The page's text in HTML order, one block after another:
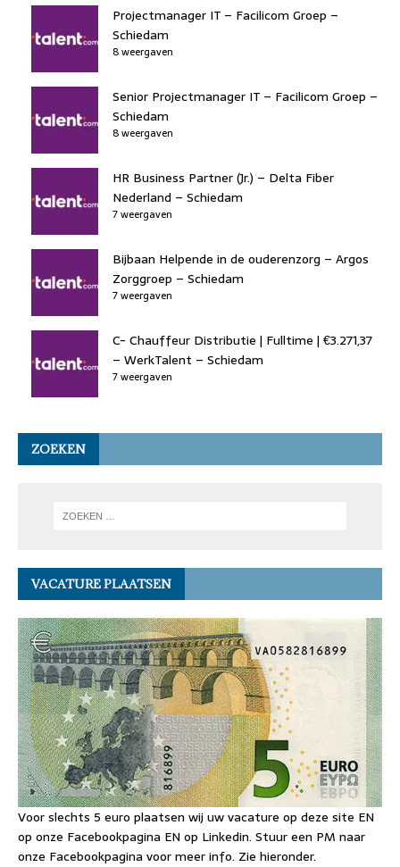
Projectmanager IT – Facilicom Groep –
Schiedam
8 weergaven
Senior Projectmanager IT – Facilicom Groep –
Schiedam
8 weergaven
HR Business Partner (Jr.) – Delta Fiber
Nederland – Schiedam
7 weergaven
Bijbaan Helpende in de ouderenzorg – Argos
Zorggroep – Schiedam
7 weergaven
C- Chauffeur Distributie | Fulltime | €3.271,37
– WerkTalent – Schiedam
7 weergaven
ZOEKEN
VACATURE PLAATSEN
Voor slechts 5 euro plaatsen wij uw vacature op deze site EN
op onze Facebookpagina EN op Linkedin. Stuur een PM naar
onze Facebookpagina voor meer info. Zie hieronder.